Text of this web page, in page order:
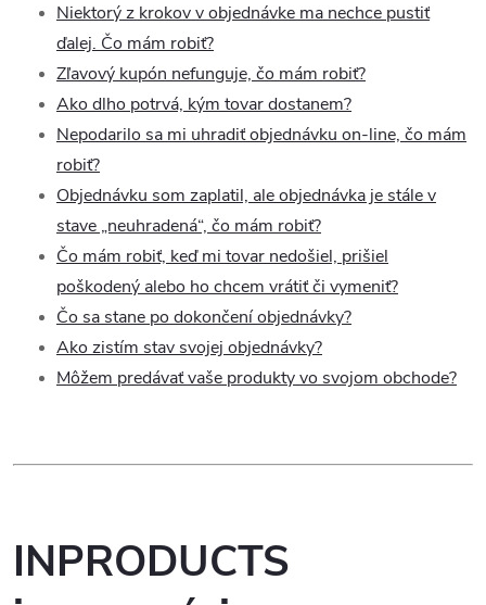
Niektorý z krokov v objednávke ma nechce pustiť
ďalej. Čo mám robiť?
Zľavový kupón nefunguje, čo mám robiť?
Ako dlho potrvá, kým tovar dostanem?
Nepodarilo sa mi uhradiť objednávku on-line, čo mám
robiť?
Objednávku som zaplatil, ale objednávka je stále v
stave „neuhradená“, čo mám robiť?
Čo mám robiť, keď mi tovar nedošiel, prišiel
poškodený alebo ho chcem vrátiť či vymeniť?
Čo sa stane po dokončení objednávky?
Ako zistím stav svojej objednávky?
Môžem predávať vaše produkty vo svojom obchode?
INPRODUCTS